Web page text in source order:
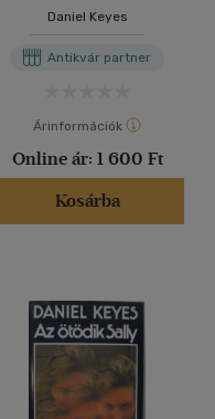
Daniel Keyes
Antikvár partner
Árinformációk
Online ár: 1 600 Ft
Kosárba